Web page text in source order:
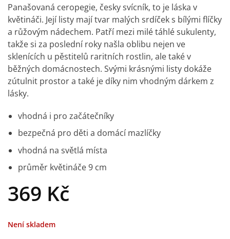
Hodnoceno
základě
5
hodnocení
zákazníků
Panašovaná ceropegie, česky svícník, to je láska v
květináči. Její listy mají tvar malých srdíček s bílými flíčky
a růžovým nádechem. Patří mezi milé táhlé sukulenty,
takže si za poslední roky našla oblibu nejen ve
sklenících u pěstitelů raritních rostlin, ale také v
běžných domácnostech. Svými krásnými listy dokáže
zútulnit prostor a také je díky nim vhodným dárkem z
lásky.
vhodná i pro začátečníky
bezpečná pro děti a domácí mazlíčky
vhodná na světlá místa
průměr květináče 9 cm
369 Kč
Není skladem